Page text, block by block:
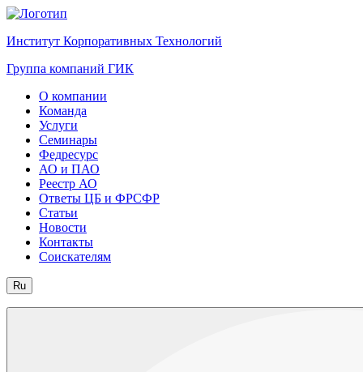
Институт Корпоративных Технологий
Группа компаний ГИК
О компании
Команда
Услуги
Семинары
Федресурс
АО и ПАО
Реестр АО
Ответы ЦБ и ФРСФР
Статьи
Новости
Контакты
Соискателям
Ru